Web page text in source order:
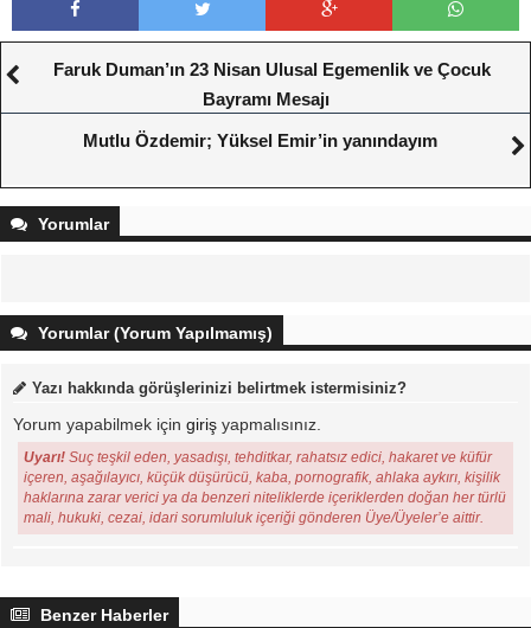
Faruk Duman’ın 23 Nisan Ulusal Egemenlik ve Çocuk
Bayramı Mesajı
Mutlu Özdemir; Yüksel Emir’in yanındayım
Yorumlar
Yorumlar (Yorum Yapılmamış)
Yazı hakkında görüşlerinizi belirtmek istermisiniz?
Yorum yapabilmek için giriş yapmalısınız.
Uyarı! Suç teşkil eden, yasadışı, tehditkar, rahatsız edici, hakaret ve küfür
içeren, aşağılayıcı, küçük düşürücü, kaba, pornografik, ahlaka aykırı, kişilik
haklarına zarar verici ya da benzeri niteliklerde içeriklerden doğan her türlü
mali, hukuki, cezai, idari sorumluluk içeriği gönderen Üye/Üyeler’e aittir.
Benzer Haberler